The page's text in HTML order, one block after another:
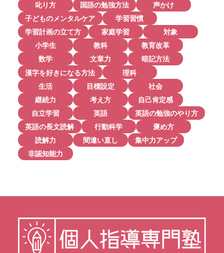
叱り方
国語の勉強方法
声かけ
子どものメンタルケア
学習習慣
学習計画の立て方
家庭学習
対象
小学生
教科
教育改革
数学
文章力
暗記方法
漢字を好きになる方法
理科
生活
目標設定
社会
継続力
考え方
自己肯定感
自立学習
英語
英語の勉強のやり方
英語の長文読解
行動科学
褒め方
読解力
間違い直し
集中力アップ
非認知能力